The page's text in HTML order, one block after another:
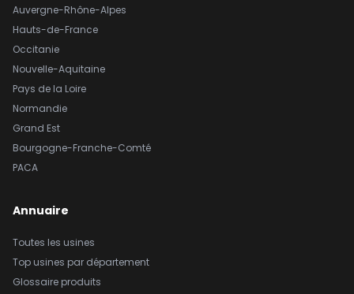
Auvergne-Rhône-Alpes
Hauts-de-France
Occitanie
Nouvelle-Aquitaine
Pays de la Loire
Normandie
Grand Est
Bourgogne-Franche-Comté
PACA
Annuaire
Toutes les usines
Top usines par département
Glossaire produits